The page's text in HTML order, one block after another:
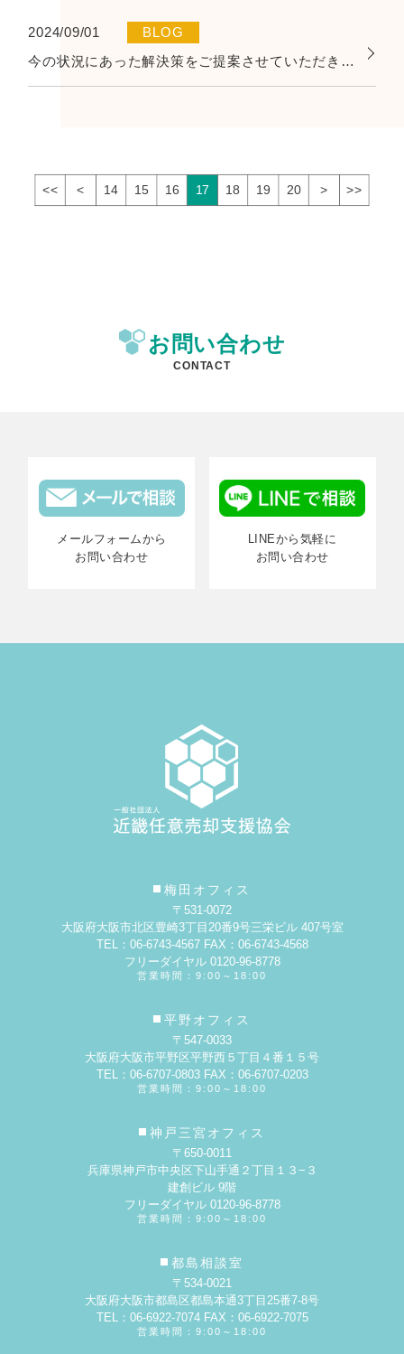
2024/09/01
BLOG
今の状況にあった解決策をご提案させていただきます。
<< < 14 15 16 17 18 19 20 > >>
お問い合わせ
CONTACT
メールフォームから
お問い合わせ
LINEから気軽に
お問い合わせ
梅田オフィス
〒531-0072
大阪府大阪市北区豊崎3丁目20番9号三栄ビル 407号室
TEL：06-6743-4567 FAX：06-6743-4568
フリーダイヤル 0120-96-8778
営業時間：9:00～18:00
平野オフィス
〒547-0033
大阪府大阪市平野区平野西５丁目４番１５号
TEL：06-6707-0803 FAX：06-6707-0203
営業時間：9:00～18:00
神戸三宮オフィス
〒650-0011
兵庫県神戸市中央区下山手通２丁目１３−３
建創ビル 9階
フリーダイヤル 0120-96-8778
営業時間：9:00～18:00
都島相談室
〒534-0021
大阪府大阪市都島区都島本通3丁目25番7-8号
TEL：06-6922-7074 FAX：06-6922-7075
営業時間：9:00～18:00